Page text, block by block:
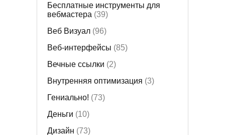
Бесплатные инструменты для
вебмастера (39)
Веб Визуал(96)
Веб-интерфейсы (85)
Вечные ссылки (2)
Внутренняя оптимизация (3)
Гениально! (73)
Деньги (10)
Дизайн (73)